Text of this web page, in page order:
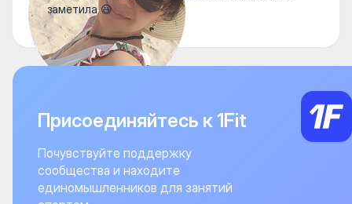
заметила 😃
Присоединяйтесь к 1Fit
Почувствуйте поддержку
сообщества и находите
единомышленников для занятий